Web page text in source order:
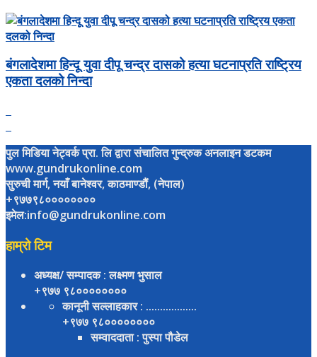
बंगलादेशमा हिन्दू युवा दीपू चन्द्र दासको हत्या घटनाप्रति राष्ट्रिय
एकता दलको निन्दा
पुल मिडिया नेट्वर्क प्रा. लि द्वारा संचालित गुन्द्रुक अनलाइन डटकम
www.gundrukonline.com
सुरुची मार्ग, नयाँ बानेश्वर, काठमाण्डौैं, (नेपाल)
+९७७९८००००००००
इमेल:info@gundrukonline.com
हाम्रो टिम
अध्यक्ष/ सम्पादक: लक्ष्मण भुसाल
+९७७ ९८००००००००
कानूनी सल्लाहकार: ..................
+९७७ ९८००००००००
सम्वाददाता: पुस्पा पौडेल